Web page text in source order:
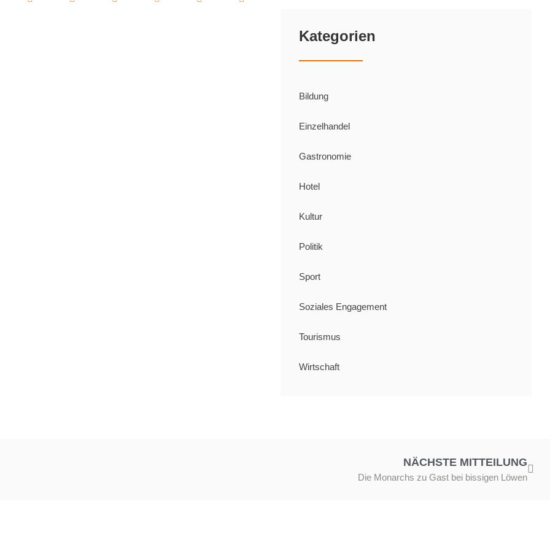
Kategorien
Bildung
Einzelhandel
Gastronomie
Hotel
Kultur
Politik
Sport
Soziales Engagement
Tourismus
Wirtschaft
NÄCHSTE MITTEILUNG
Die Monarchs zu Gast bei bissigen Löwen